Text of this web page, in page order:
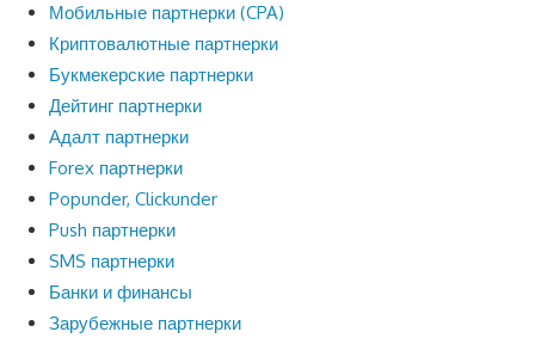
Мобильные партнерки (CPA)
Криптовалютные партнерки
Букмекерские партнерки
Дейтинг партнерки
Адалт партнерки
Forex партнерки
Popunder, Clickunder
Push партнерки
SMS партнерки
Банки и финансы
Зарубежные партнерки